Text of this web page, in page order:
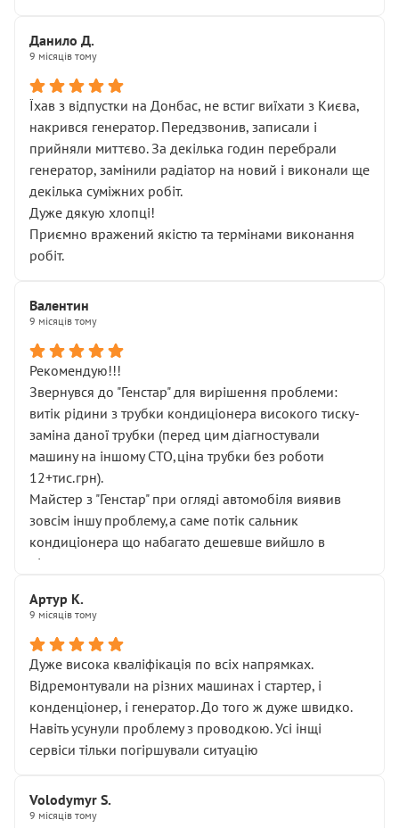
Данило Д.
9 місяців тому
Їхав з відпустки на Донбас, не встиг виїхати з Києва,
накрився генератор. Передзвонив, записали і
прийняли миттєво. За декілька годин перебрали
генератор, замінили радіатор на новий і виконали ще
декілька суміжних робіт.
Дуже дякую хлопці!
Приємно вражений якістю та термінами виконання
робіт.
Валентин
9 місяців тому
Рекомендую!!!
Звернувся до "Генстар" для вирішення проблеми:
витік рідини з трубки кондиціонера високого тиску-
заміна даної трубки (перед цим діагностували
машину на іншому СТО,ціна трубки без роботи
12+тис.грн).
Майстер з "Генстар" при огляді автомобіля виявив
зовсім іншу проблему,а саме потік сальник
кондиціонера що набагато дешевше вийшло в
підсумку.
Артур К.
9 місяців тому
Дуже висока кваліфікація по всіх напрямках.
Відремонтували на різних машинах і стартер, і
конденціонер, і генератор. До того ж дуже швидко.
Навіть усунули проблему з проводкою. Усі інщі
сервіси тільки погіршували ситуацію
Volodymyr S.
9 місяців тому